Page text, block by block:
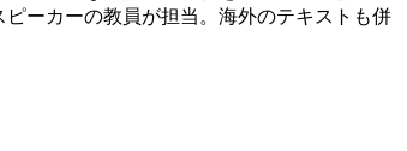
ーカーの教員が担当。海外のテキストも併